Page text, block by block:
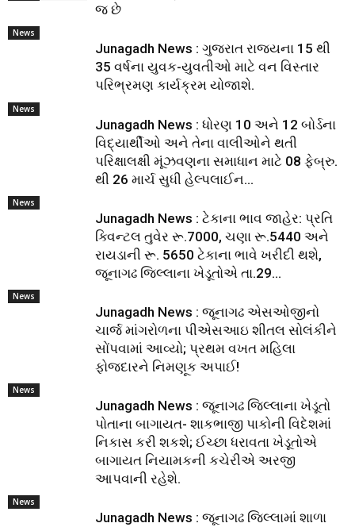
જ છે
News
Junagadh News : ગુજરાત રાજ્યના 15 થી
35 વર્ષના યુવક-યુવતીઓ માટે વન વિસ્તાર
પરિભ્રમણ કાર્યક્રમ યોજાશે.
News
Junagadh News : ધોરણ 10 અને 12 બોર્ડના
વિદ્યાર્થીઓ અને તેના વાલીઓને થતી
પરિક્ષાલક્ષી મૂંઝવણના સમાધાન માટે 08 ફેબ્રુ.
થી 26 માર્ચ સુધી હેલ્પલાઈન...
News
Junagadh News : ટેકાના ભાવ જાહેર: પ્રતિ
ક્વિન્ટલ તુવેર રૂ.7000, ચણા રૂ.5440 અને
રાયડાની રૂ. 5650 ટેકાના ભાવે ખરીદી થશે,
જૂનાગઢ જિલ્લાના ખેડૂતોએ તા.29...
News
Junagadh News : જૂનાગઢ એસઓજીનો
ચાર્જ માંગરોળના પીએસઆઇ શીતલ સોલંકીને
સોંપવામાં આવ્યો; પ્રથમ વખત મહિલા
ફોજદારને નિમણૂક અપાઈ!
News
Junagadh News : જૂનાગઢ જિલ્લાના ખેડૂતો
પોતાના બાગાયત- શાકભાજી પાકોની વિદેશમાં
નિકાસ કરી શકશે; ઈચ્છા ધરાવતા ખેડૂતોએ
બાગાયત નિયામકની કચેરીએ અરજી
આપવાની રહેશે.
News
Junagadh News : જૂનાગઢ જિલ્લામાં શાળા